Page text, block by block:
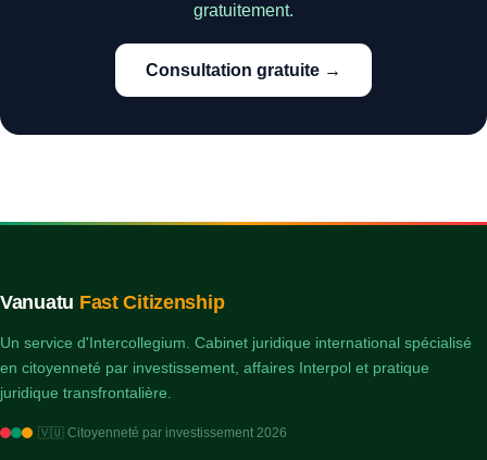
gratuitement.
Consultation gratuite →
Vanuatu Fast Citizenship
Un service d'Intercollegium. Cabinet juridique international spécialisé
en citoyenneté par investissement, affaires Interpol et pratique
juridique transfrontalière.
🇻🇺 Citoyenneté par investissement 2026